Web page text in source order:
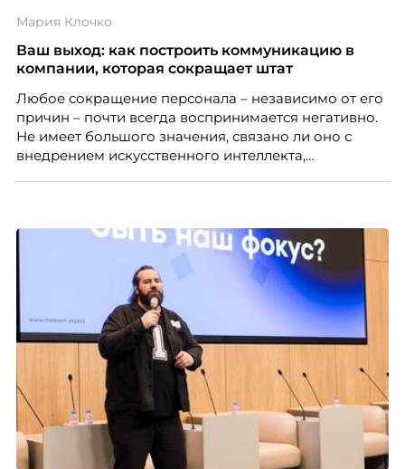
по работе с персоналом Инфомаксимум,
рассказывает, как выстроить адаптацию
распределенной команды без лишнего контроля и
Мария Клочко
Ваш выход: как построить коммуникацию в
компании, которая сокращает штат
Любое сокращение персонала – независимо от его
причин – почти всегда воспринимается негативно.
Не имеет большого значения, связано ли оно с
внедрением искусственного интеллекта,
означают потерю стабильности, а для внешнего
рынка становятся сигналом о возможных
проблемах организации. В результате увольнения
нередко превращаются в фактор, который
негативно влияет HR-бренд работодателя.